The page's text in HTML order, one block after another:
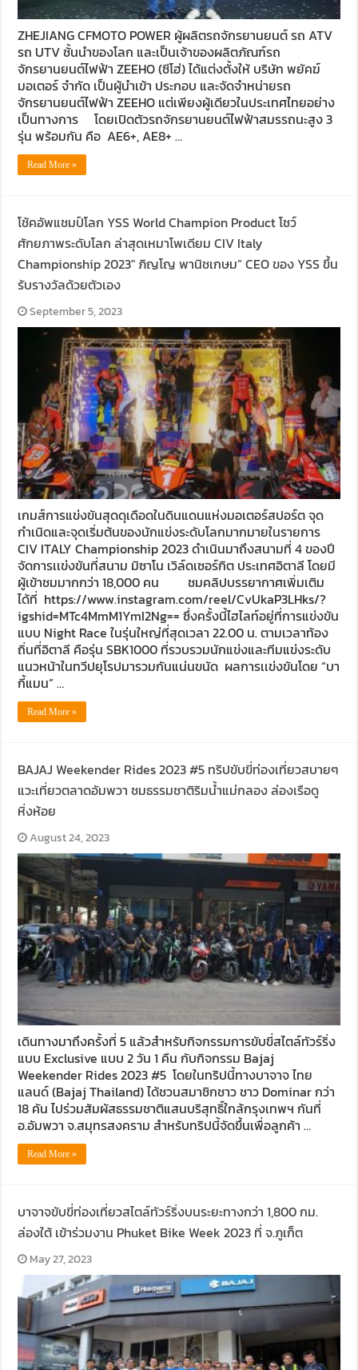
ZHEJIANG CFMOTO POWER ผู้ผลิตรถจักรยานยนต์ รถ ATV
รถ UTV ชั้นนำของโลก และเป็นเจ้าของผลิตภัณฑ์รถ
จักรยานยนต์ไฟฟ้า ZEEHO (ซีโฮ่) ได้แต่งตั้งให้ บริษัท พยัคฆ์
มอเตอร์ จำกัด เป็นผู้นำเข้า ประกอบ และจัดจำหน่ายรถ
จักรยานยนต์ไฟฟ้า ZEEHO แต่เพียงผู้เดียวในประเทศไทยอย่าง
เป็นทางการ โดยเปิดตัวรถจักรยานยนต์ไฟฟ้าสมรรถนะสูง 3
รุ่น พร้อมกัน คือ AE6+, AE8+ …
Read More »
โช้คอัพแชมป์โลก YSS World Champion Product โชว์
ศักยภาพระดับโลก ล่าสุดเหมาโพเดียม CIV Italy
Championship 2023″ ภิญโญ พานิชเกษม” CEO ของ YSS ขึ้น
รับรางวัลด้วยตัวเอง
September 5, 2023
เกมส์การแข่งขันสุดดุเดือดในดินแดนแห่งมอเตอร์สปอร์ต จุด
กำเนิดและจุดเริ่มต้นของนักแข่งระดับโลกมากมายในรายการ
CIV ITALY Championship 2023 ดำเนินมาถึงสนามที่ 4 ของปี
จัดการเเข่งขันที่สนาม มิซาโน เวิล์ดเซอร์กิต ประเทศอิตาลี โดยมี
ผู้เข้าชมมากกว่า 18,000 คน ชมคลิปบรรยากาศเพิ่มเติม
ได้ที่ https://www.instagram.com/reel/CvUkaP3LHks/?
igshid=MTc4MmM1YmI2Ng== ซึ่งครั้งนี้ไฮไลท์อยู่ที่การแข่งขัน
แบบ Night Race ในรุ่นใหญ่ที่สุดเวลา 22.00 น. ตามเวลาท้อง
ถิ่นที่อิตาลี คือรุ่น SBK1000 ที่รวบรวมนักแข่งและทีมแข่งระดับ
แนวหน้าในทวีปยุโรปมารวมกันแน่นขนัด ผลการเเข่งขันโดย “บา
กี้แมน” …
Read More »
BAJAJ Weekender Rides 2023 #5 ทริปขับขี่ท่องเที่ยวสบายๆ
แวะเที่ยวตลาดอัมพวา ชมธรรมชาติริมน้ำแม่กลอง ล่องเรือดู
หิ่งห้อย
August 24, 2023
เดินทางมาถึงครั้งที่ 5 แล้วสำหรับกิจกรรมการขับขี่สไตล์ทัวร์ริ่ง
แบบ Exclusive แบบ 2 วัน 1 คืน กับกิจกรรม Bajaj
Weekender Rides 2023 #5 โดยในทริปนี้ทางบาจาจ ไทย
แลนด์ (Bajaj Thailand) ได้ชวนสมาชิกชาว ชาว Dominar กว่า
18 คัน ไปร่วมสัมผัสธรรมชาติแสนบริสุทธิ์ใกล้กรุงเทพฯ กันที่
อ.อัมพวา จ.สมุทรสงคราม สำหรับทริปนี้จัดขึ้นเพื่อลูกค้า …
Read More »
บาจาจขับขี่ท่องเที่ยวสไตล์ทัวร์ริ่งบนระยะทางกว่า 1,800 กม.
ล่องใต้ เข้าร่วมงาน Phuket Bike Week 2023 ที่ จ.ภูเก็ต
May 27, 2023